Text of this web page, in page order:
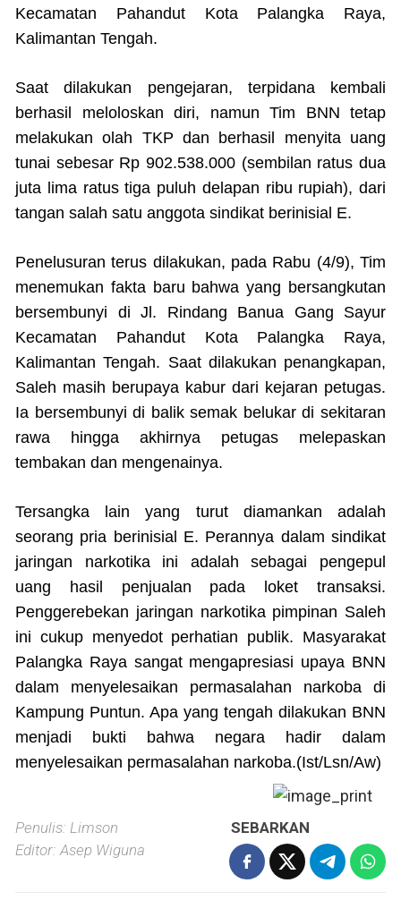
Kecamatan Pahandut Kota Palangka Raya,
Kalimantan Tengah.
Saat dilakukan pengejaran, terpidana kembali
berhasil meloloskan diri, namun Tim BNN tetap
melakukan olah TKP dan berhasil menyita uang
tunai sebesar Rp 902.538.000 (sembilan ratus dua
juta lima ratus tiga puluh delapan ribu rupiah), dari
tangan salah satu anggota sindikat berinisial E.
Penelusuran terus dilakukan, pada Rabu (4/9), Tim
menemukan fakta baru bahwa yang bersangkutan
bersembunyi di Jl. Rindang Banua Gang Sayur
Kecamatan Pahandut Kota Palangka Raya,
Kalimantan Tengah. Saat dilakukan penangkapan,
Saleh masih berupaya kabur dari kejaran petugas.
Ia bersembunyi di balik semak belukar di sekitaran
rawa hingga akhirnya petugas melepaskan
tembakan dan mengenainya.
Tersangka lain yang turut diamankan adalah
seorang pria berinisial E. Perannya dalam sindikat
jaringan narkotika ini adalah sebagai pengepul
uang hasil penjualan pada loket transaksi.
Penggerebekan jaringan narkotika pimpinan Saleh
ini cukup menyedot perhatian publik. Masyarakat
Palangka Raya sangat mengapresiasi upaya BNN
dalam menyelesaikan permasalahan narkoba di
Kampung Puntun. Apa yang tengah dilakukan BNN
menjadi bukti bahwa negara hadir dalam
menyelesaikan permasalahan narkoba.(Ist/Lsn/Aw)
Penulis: Limson
Editor: Asep Wiguna
SEBARKAN